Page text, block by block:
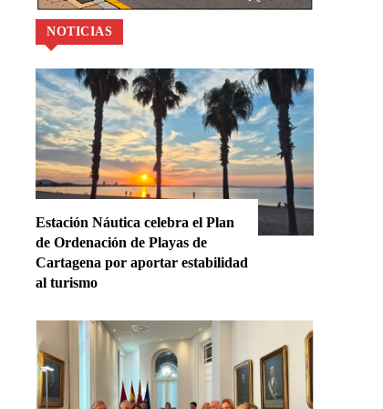
NOTICIAS
Estación Náutica celebra el Plan
de Ordenación de Playas de
Cartagena por aportar estabilidad
al turismo